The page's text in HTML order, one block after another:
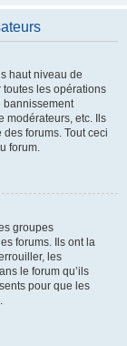
haut niveau de
les opérations
bannissement
modérateurs, etc. Ils
forums. Tout ceci
forum.
groupes
forums. Ils ont la
les
le forum qu’ils
pour que les